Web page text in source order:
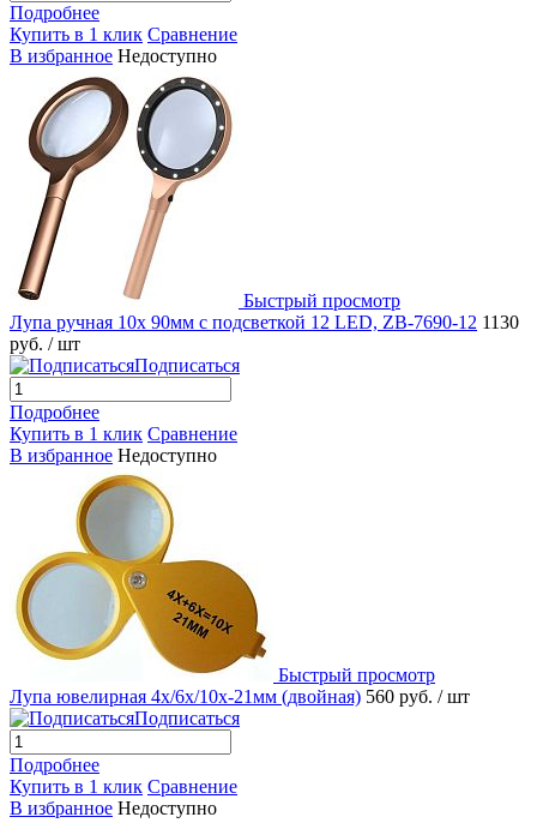
Подробнее
Купить в 1 клик Сравнение
В избранное Недоступно
Быстрый просмотр
Лупа ручная 10x 90мм с подсветкой 12 LED, ZB-7690-12 1130
руб. / шт
Подписаться
Подробнее
Купить в 1 клик Сравнение
В избранное Недоступно
Быстрый просмотр
Лупа ювелирная 4х/6х/10x-21мм (двойная) 560 руб. / шт
Подписаться
Подробнее
Купить в 1 клик Сравнение
В избранное Недоступно